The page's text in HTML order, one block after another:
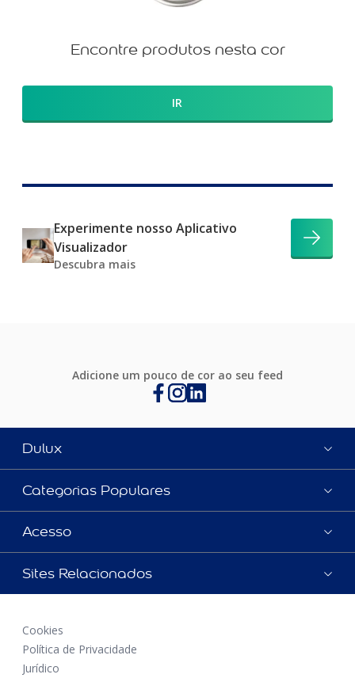
Encontre produtos nesta cor
IR
Experimente nosso Aplicativo
Visualizador
Descubra mais
Adicione um pouco de cor ao seu feed
Dulux
Categorias Populares
Acesso
Sites Relacionados
Cookies
Política de Privacidade
Jurídico